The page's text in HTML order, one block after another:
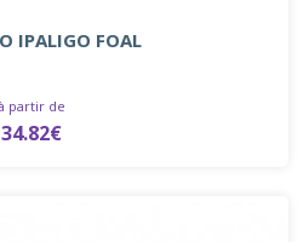
IPALIGO FOAL
partir de
34.82€